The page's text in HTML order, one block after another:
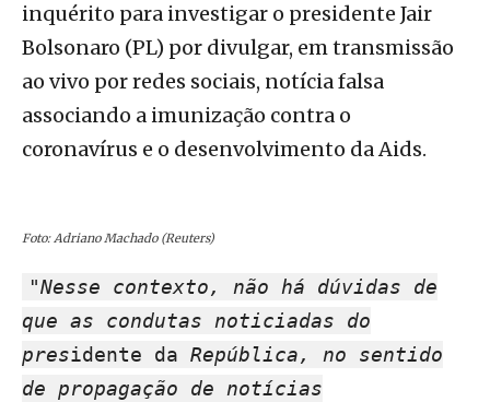
inquérito para investigar o presidente Jair
Bolsonaro (PL) por divulgar, em transmissão
ao vivo por redes sociais, notícia falsa
associando a imunização contra o
coronavírus e o desenvolvimento da Aids.
Foto: Adriano Machado (Reuters)
"Nesse contexto, não há dúvidas de
que as condutas noticiadas do
presidente da República, no sentido
de propagação de notícias